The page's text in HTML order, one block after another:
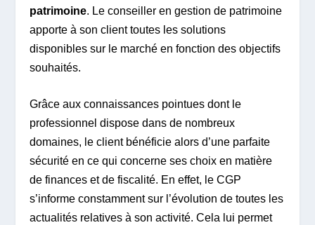
patrimoine. Le conseiller en gestion de patrimoine
apporte à son client toutes les solutions
disponibles sur le marché en fonction des objectifs
souhaités.
Grâce aux connaissances pointues dont le
professionnel dispose dans de nombreux
domaines, le client bénéficie alors d’une parfaite
sécurité en ce qui concerne ses choix en matière
de finances et de fiscalité. En effet, le CGP
s’informe constamment sur l’évolution de toutes les
actualités relatives à son activité. Cela lui permet